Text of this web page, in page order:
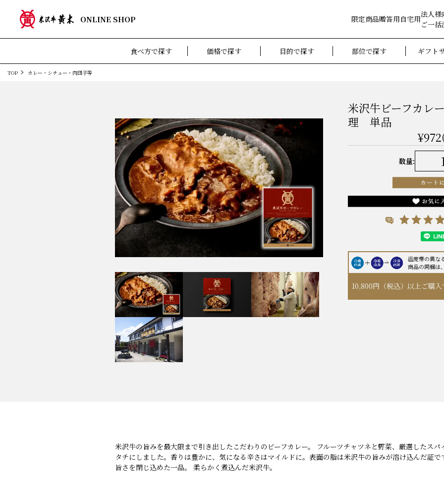
ONLINE SHOP 限定商品贈答用自宅用
法人様
ご一括
食べ方で探す 価格で探す 目的で探す 部位で探す ギフト
TOP カレー・シチュー・肉団子等
米沢牛ビーフカレ
理 単品
¥972
数量:
温度帯の異な
商品の同梱は
10,800円（税込）以上 ご購
米沢牛の旨みを最大限まで引き出したこだわりのビーフカレー。 フルーツチャツネと野菜、厳選したス
タチにしました。香りは豊かに、気になる辛さはマイルドに。表面の脂は米沢牛の旨みが溶け込んだ証で
旨さを閉じ込めた一品。 柔らかく煮込んだ米沢牛。